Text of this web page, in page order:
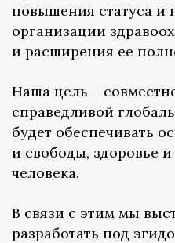
повышения статуса и
организации
и расширения ее
Наша цель –
справедливой
будет обеспечивать
и свободы, здоровье
человека.
В связи с этим мы
разработать под